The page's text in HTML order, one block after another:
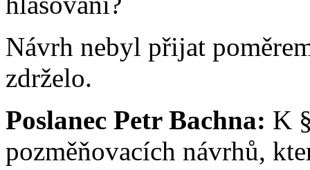
Návrh nebyl přijat
zdrželo.
Poslanec Petr Bachna: K
pozměňovacích návrhů,